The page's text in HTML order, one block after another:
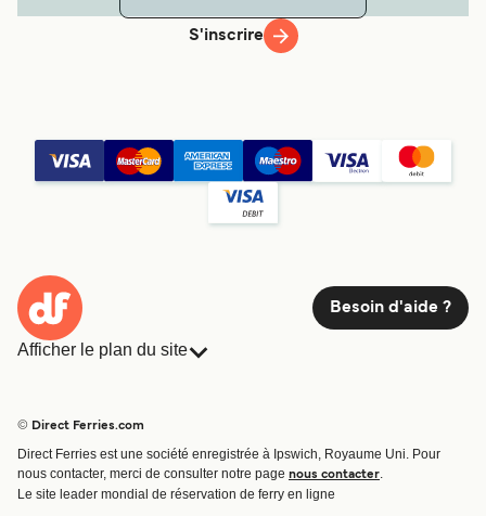
S'inscrire
Besoin d'aide ?
Afficher le plan du site
Traversées et ports
Billet de bateau
© Direct Ferries.com
Direct Ferries est une société enregistrée à Ipswich, Royaume Uni. Pour
nous contacter, merci de consulter notre page nous contacter.
Le site leader mondial de réservation de ferry en ligne